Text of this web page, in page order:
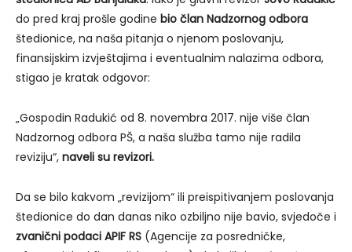
do pred kraj prošle godine bio član Nadzornog odbora
štedionice, na naša pitanja o njenom poslovanju,
finansijskim izvještajima i eventualnim nalazima odbora,
stigao je kratak odgovor:
„Gospodin Radukić od 8. novembra 2017. nije više član
Nadzornog odbora PŠ, a naša služba tamo nije radila
reviziju“, naveli su revizori.
Da se bilo kakvom „revizijom“ ili preispitivanjem poslovanja
štedionice do dan danas niko ozbiljno nije bavio, svjedoče i
zvanični podaci APIF RS (Agencije za posredničke,